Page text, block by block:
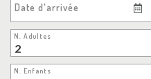
Date d'arrivée
N. Adultes
N. Enfants